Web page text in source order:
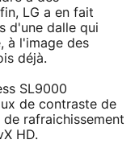
LG a en fait
d'une dalle qui
à l'image des
déjà.
SL9000
de contraste de
rafraichissement
HD.